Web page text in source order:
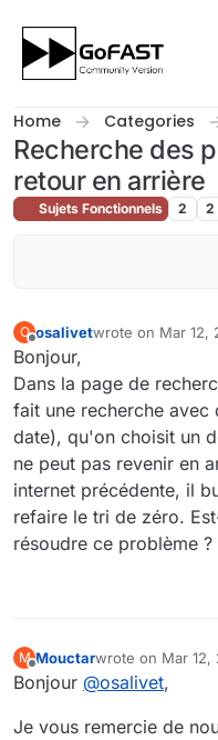
Home Categories
Recherche des
retour en arrière
Sujets Fonctionnels 2 2
O
Offline
osalivetwrote on Mar 12,
last edited by
Bonjour,
Dans la page de
fait une recherche
date), qu'on choisit un
ne peut pas revenir en
internet précédente, il
refaire le tri de zéro.
résoudre ce problème ?
M
Offline
Mouctarwrote on Mar 12,
last edited by
Bonjour @osalivet,
Je vous remercie de